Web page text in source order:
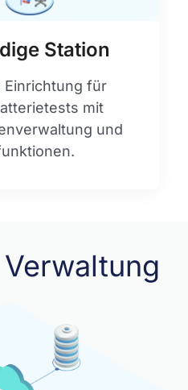
Station
Einrichtung für
mit
und
Verwaltung